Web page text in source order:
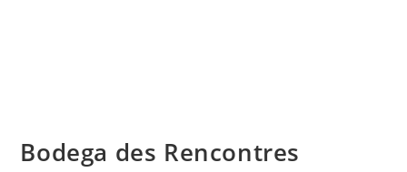
Bodega des Rencontres